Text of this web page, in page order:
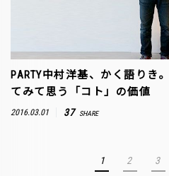
PARTY中村洋基、かく語りき
てみて思う「コト」の価値
2016.03.01 37 SHARE
1 2 3